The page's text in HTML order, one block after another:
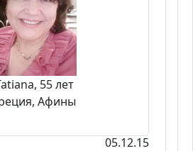
55 лет
Афины
05.12.15